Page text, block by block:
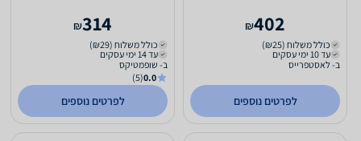
402
₪
כולל משלוח (₪25)
עד 10 ימי עסקים
ב- לאסטפרייס
לפרטים נוספים
314
₪
כולל משלוח (₪29)
עד 14 ימי עסקים
ב- שופמטיקס
0.0
(5)
לפרטים נוספים